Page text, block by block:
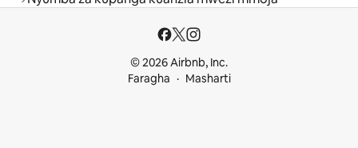
© 2026 Airbnb, Inc.
Faragha
Masharti